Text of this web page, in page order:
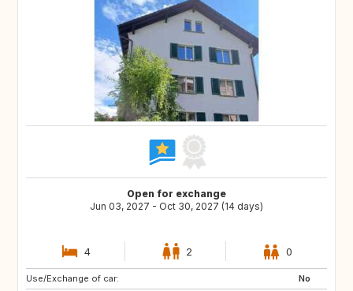
Open for exchange
Jun 03, 2027 - Oct 30, 2027 (14 days)
4 2 0
Use/Exchange of car:
No
GB